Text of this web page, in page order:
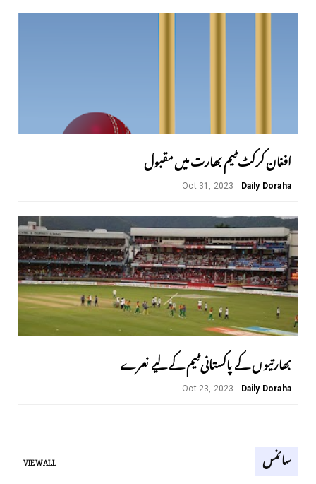
افغان کرکٹ ٹیم بھارت میں مقبول
Daily Doraha
Oct 31, 2023
بھارتیوں کے پاکستانی ٹیم کے لیے نعرے
Daily Doraha
Oct 23, 2023
سائنس VIEW ALL